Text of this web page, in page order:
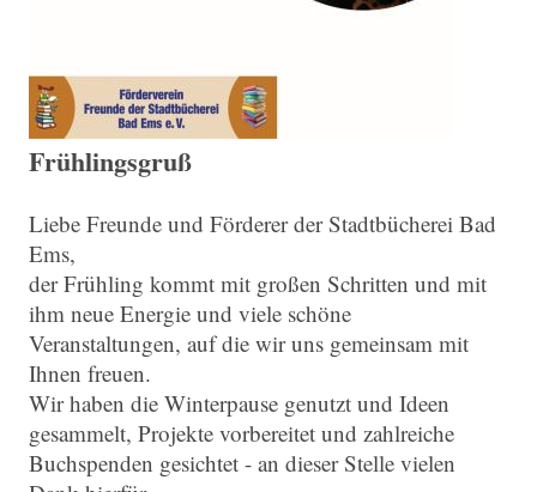
Frühlingsgruß
Liebe Freunde und Förderer der Stadtbücherei Bad
Ems,
der Frühling kommt mit großen Schritten und mit
ihm neue Energie und viele schöne
Veranstaltungen, auf die wir uns gemeinsam mit
Ihnen freuen.
Wir haben die Winterpause genutzt und Ideen
gesammelt, Projekte vorbereitet und zahlreiche
Buchspenden gesichtet - an dieser Stelle vielen